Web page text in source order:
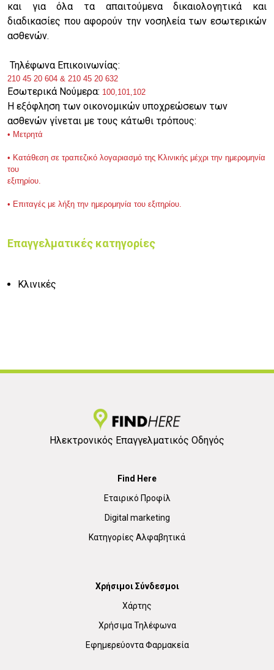
και για όλα τα απαιτούμενα δικαιολογητικά και
διαδικασίες που αφορούν την νοσηλεία των εσωτερικών
ασθενών.
Τηλέφωνα Επικοινωνίας:
210 45 20 604 & 210 45 20 632
Εσωτερικά Νούμερα: 100,101,102
Η εξόφληση των οικονομικών υποχρεώσεων των
ασθενών γίνεται με τους κάτωθι τρόπους:
• Μετρητά
• Κατάθεση σε τραπεζικό λογαριασμό της Κλινικής μέχρι την ημερομηνία
του
εξιτηρίου.
• Επιταγές με λήξη την ημερομηνία του εξιτηρίου.
Επαγγελματικές κατηγορίες
Κλινικές
Ηλεκτρονικός Επαγγελματικός Οδηγός
Find Here
Εταιρικό Προφίλ
Digital marketing
Κατηγορίες Αλφαβητικά
Χρήσιμοι Σύνδεσμοι
Χάρτης
Χρήσιμα Τηλέφωνα
Εφημερεύοντα Φαρμακεία